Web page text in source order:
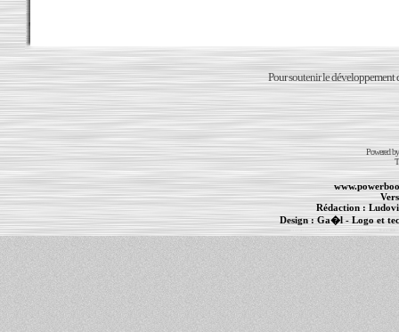
Pour soutenir le développement
Powered
Rédaction :
Design :Ga�l - Logo et
PowerBook- MacBook Pro